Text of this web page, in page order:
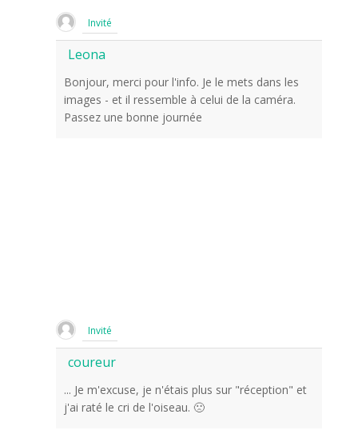
Invité
Leona
Bonjour, merci pour l'info. Je le mets dans les
images - et il ressemble à celui de la caméra.
Passez une bonne journée
Invité
coureur
... Je m'excuse, je n'étais plus sur "réception" et
j'ai raté le cri de l'oiseau. 🙁